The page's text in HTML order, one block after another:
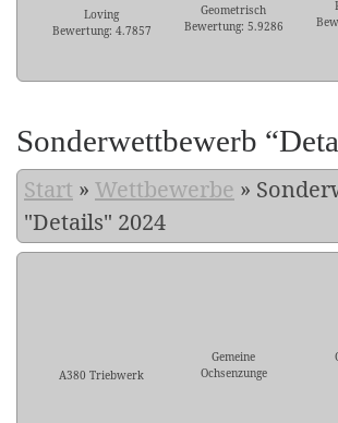
Loving
Bewertung: 4.7857
Geometrisch
Bewertung: 5.9286
Sonderwettbewerb
Start » Wettbewerbe »
"Details" 2024
A380 Triebwerk
Gemeine
Ochsenzunge